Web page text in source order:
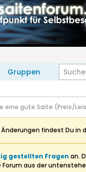
Gruppen
eine gute Saite (Preis/
findest Du in
gestellten Fragen an.
aus der